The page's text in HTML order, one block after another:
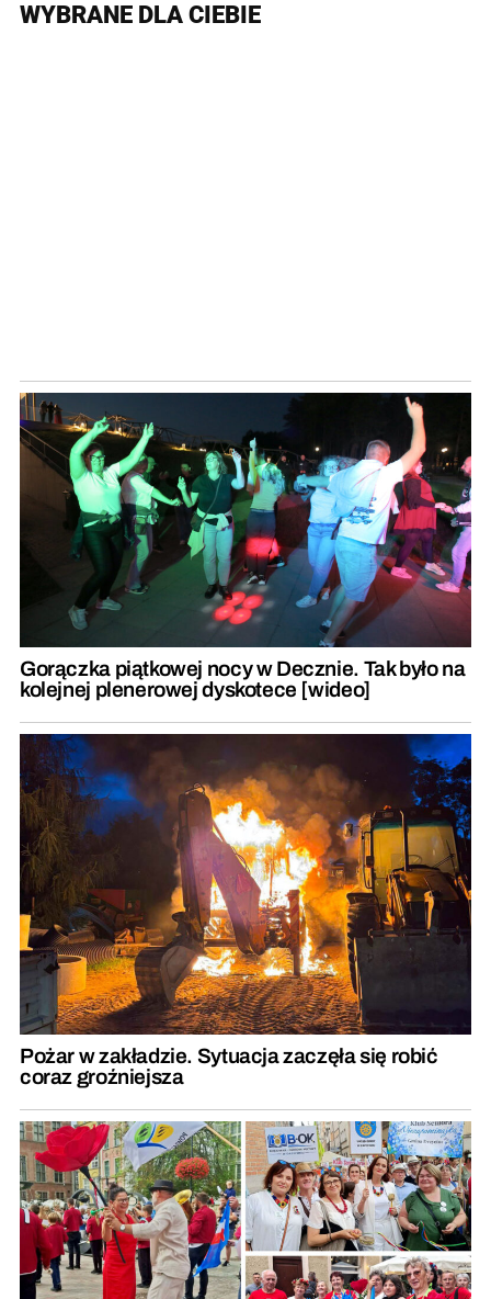
WYBRANE DLA CIEBIE
Gorączka piątkowej nocy w Decznie. Tak było na
kolejnej plenerowej dyskotece [wideo]
Pożar w zakładzie. Sytuacja zaczęła się robić
coraz groźniejsza